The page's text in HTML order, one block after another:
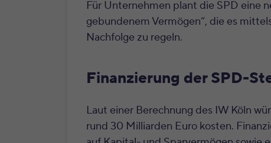
Für Unternehmen plant die SPD eine
gebundenem Vermögen“, die es
Nachfolge zu regeln.
Finanzierung der SPD-
Laut einer Berechnung des IW Köln
rund 30 Milliarden Euro kosten.